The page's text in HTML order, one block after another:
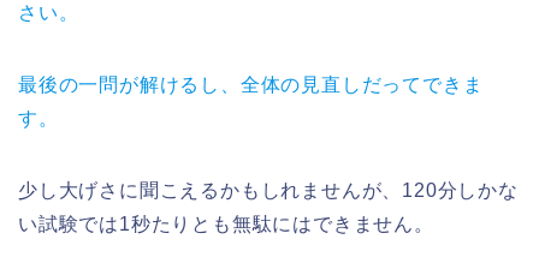
さい。
最後の一問が解けるし、全体の見直しだってできま
す。
少し大げさに聞こえるかもしれませんが、120分しかな
い試験では1秒たりとも無駄にはできません。